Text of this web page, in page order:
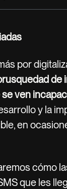
por
de
ven
y la
en
cómo
que les